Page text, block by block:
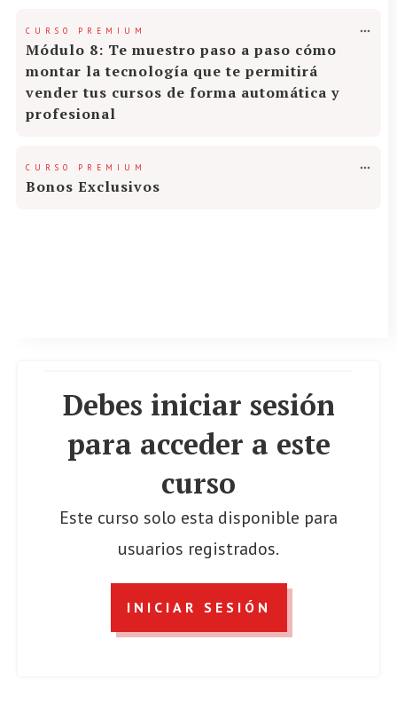
Debes iniciar sesión
para acceder a este
curso
Este curso solo esta disponible para
usuarios registrados.
INICIAR SESIÓN
CURSO PREMIUM
Módulo 8: Te muestro paso a paso cómo
montar la tecnología que te permitirá
vender tus cursos de forma automática y
profesional
CURSO PREMIUM
Bonos Exclusivos